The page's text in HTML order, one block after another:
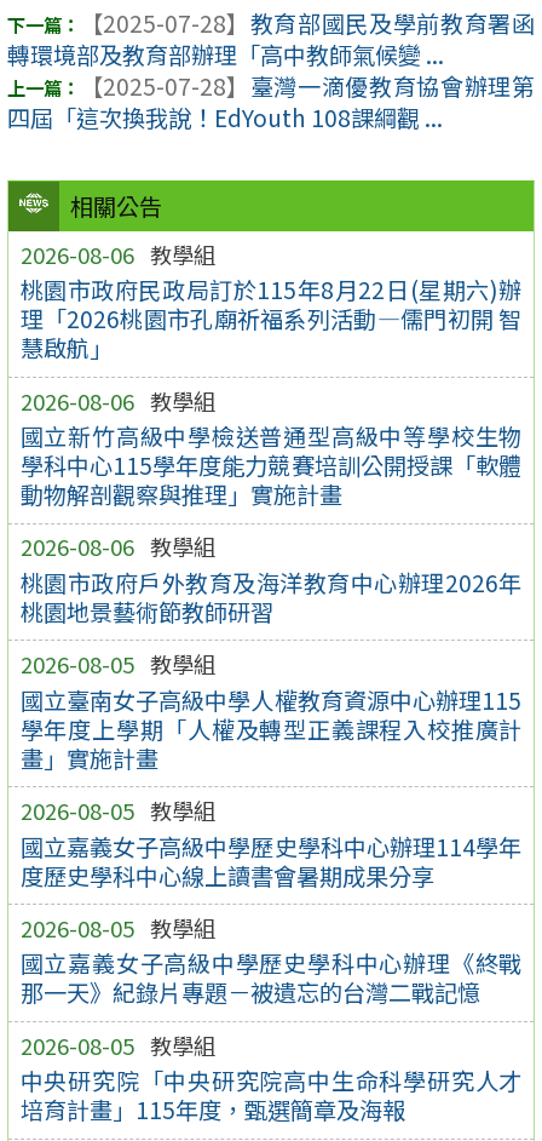
相關公告
2026-08-06 教學組
桃園市政府民政局訂於115年8月22日(星期六)辦
理「2026桃園市孔廟祈福系列活動—儒門初開 智
慧啟航」
2026-08-06 教學組
國立新竹高級中學檢送普通型高級中等學校生物
學科中心115學年度能力競賽培訓公開授課「軟體
動物解剖觀察與推理」實施計畫
2026-08-06 教學組
桃園市政府戶外教育及海洋教育中心辦理2026年
桃園地景藝術節教師研習
2026-08-05 教學組
國立臺南女子高級中學人權教育資源中心辦理115
學年度上學期「人權及轉型正義課程入校推廣計
畫」實施計畫
2026-08-05 教學組
國立嘉義女子高級中學歷史學科中心辦理114學年
度歷史學科中心線上讀書會暑期成果分享
2026-08-05 教學組
國立嘉義女子高級中學歷史學科中心辦理《終戰
那一天》紀錄片專題－被遺忘的台灣二戰記憶
2026-08-05 教學組
中央研究院「中央研究院高中生命科學研究人才
培育計畫」115年度，甄選簡章及海報
【2025-07-28】 教育部國民及學前教育署函
轉環境部及教育部辦理「高中教師氣候變 ...
【2025-07-28】 臺灣一滴優教育協會辦理第
四屆「這次換我說！EdYouth 108課綱觀 ...